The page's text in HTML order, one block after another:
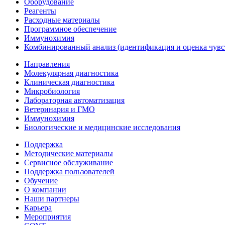
Реагенты
Расходные материалы
Программное обеспечение
Иммунохимия
Комбинированный анализ (идентификация и оценка
Направления
Молекулярная диагностика
Клиническая диагностика
Микробиология
Лабораторная автоматизация
Ветеринария и ГМО
Иммунохимия
Биологические и медицинские исследования
Поддержка
Методические материалы
Сервисное обслуживание
Поддержка пользователей
Обучение
О компании
Наши партнеры
Карьера
Мероприятия